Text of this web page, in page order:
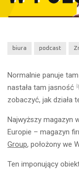
biura podcast
Normalnie panuje
nastała tam jasność
zobaczyć, jak działa
Najwyższy magazyn
Europie – magazyn
Group, położony we
Ten imponujący